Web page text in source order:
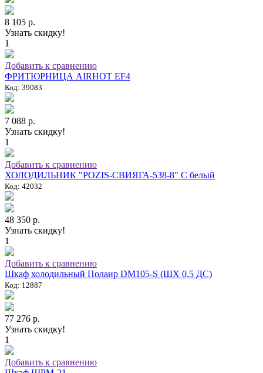
8 105 р.
Узнать скидку!
1
Добавить к сравнению
ФРИТЮРНИЦА AIRHOT EF4
Код: 39083
7 088 р.
Узнать скидку!
1
Добавить к сравнению
ХОЛОДИЛЬНИК "POZIS-СВИЯГА-538-8" C белый
Код: 42032
48 350 р.
Узнать скидку!
1
Добавить к сравнению
Шкаф холодильный Полаир DM105-S (ШХ 0,5 ДС)
Код: 12887
77 276 р.
Узнать скидку!
1
Добавить к сравнению